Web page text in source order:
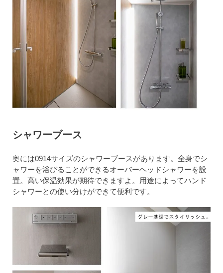
シャワーブース
奥には0914サイズのシャワーブースがあります。全身でシ
ャワーを浴びることができるオーバーヘッドシャワーを設
置。高い保温効果が期待できますよ。用途によってハンド
シャワーとの使い分けができて便利です。